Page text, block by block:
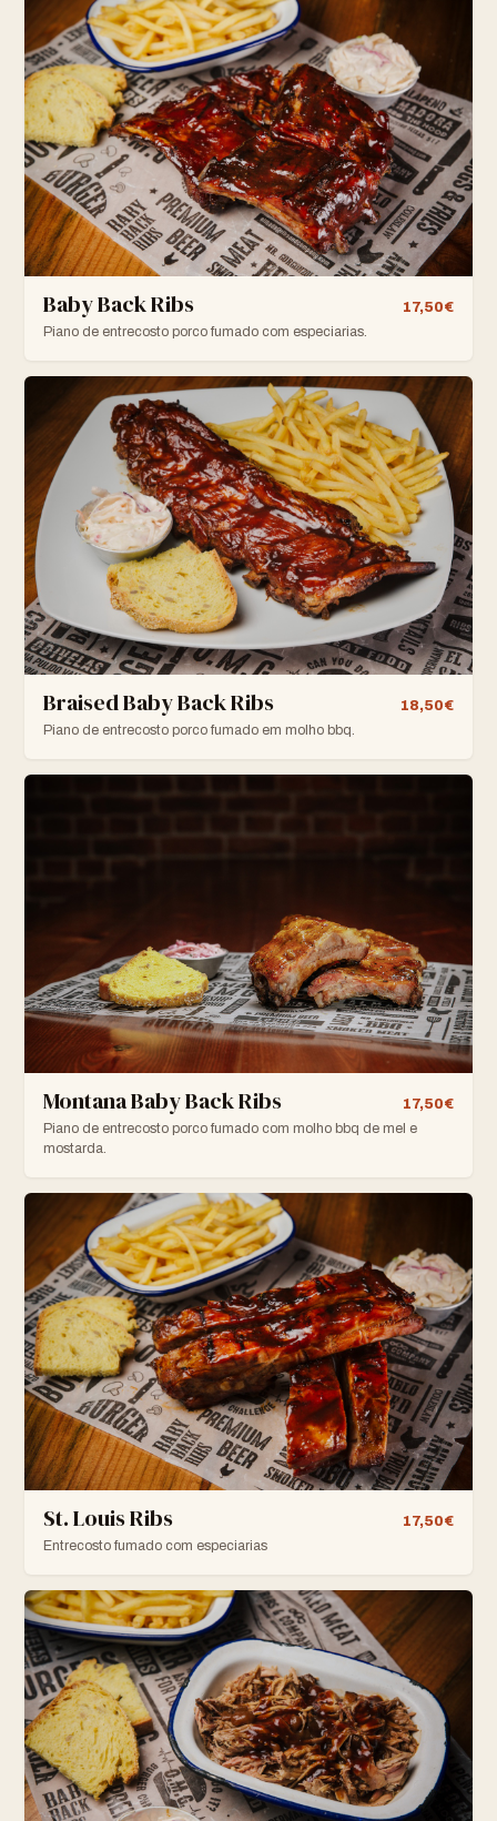
Baby Back Ribs
17,50€
Piano de entrecosto porco fumado com especiarias.
Braised Baby Back Ribs
18,50€
Piano de entrecosto porco fumado em molho bbq.
Montana Baby Back Ribs
17,50€
Piano de entrecosto porco fumado com molho bbq de mel e
mostarda.
St. Louis Ribs
17,50€
Entrecosto fumado com especiarias